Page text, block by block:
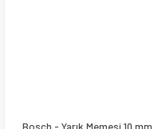
Bosch - Yarık Memesi 10 mm